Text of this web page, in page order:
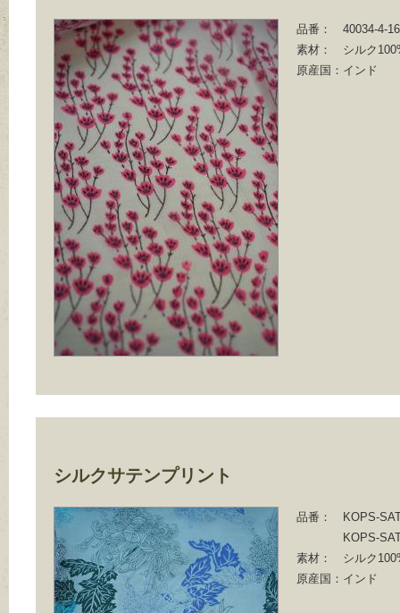
品番：
40034-4-
素材：
シルク
原産国： インド
シルクサテンプリント
品番：
KOPS-
KOPS-
素材：
シルク
原産国： インド